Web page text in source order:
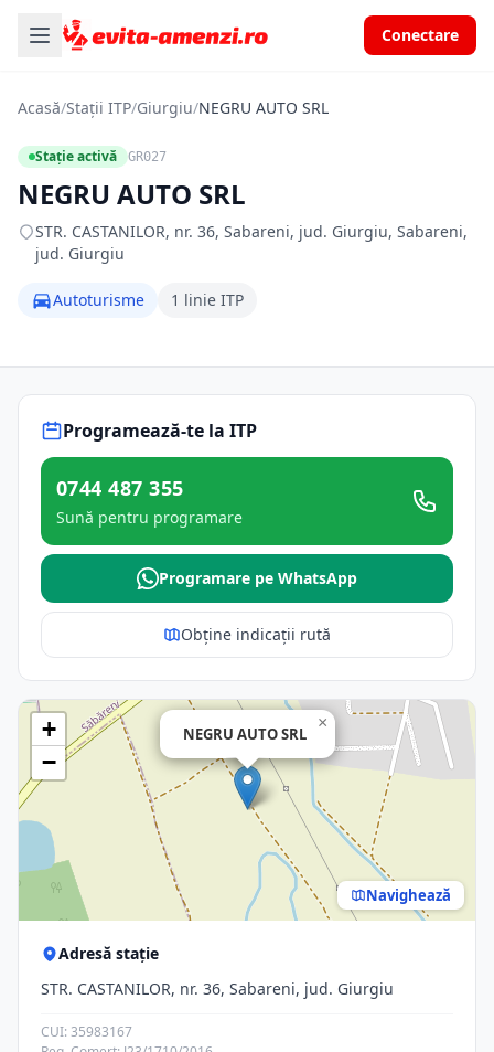
Conectare
Acasă/Stații ITP/Giurgiu/NEGRU AUTO SRL
Stație activă GR027
NEGRU AUTO SRL
STR. CASTANILOR, nr. 36, Sabareni, jud. Giurgiu, Sabareni,
jud. Giurgiu
Autoturisme 1 linie ITP
Programează-te la ITP
0744 487 355
Sună pentru programare
Programare pe WhatsApp
Obține indicații rută
NEGRU AUTO SRL
×
+
−
Navighează
Adresă stație
STR. CASTANILOR, nr. 36, Sabareni, jud. Giurgiu
CUI: 35983167